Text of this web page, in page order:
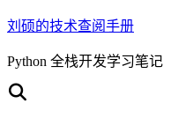
刘硕的技术查阅手册
Python 全栈开发学习笔记